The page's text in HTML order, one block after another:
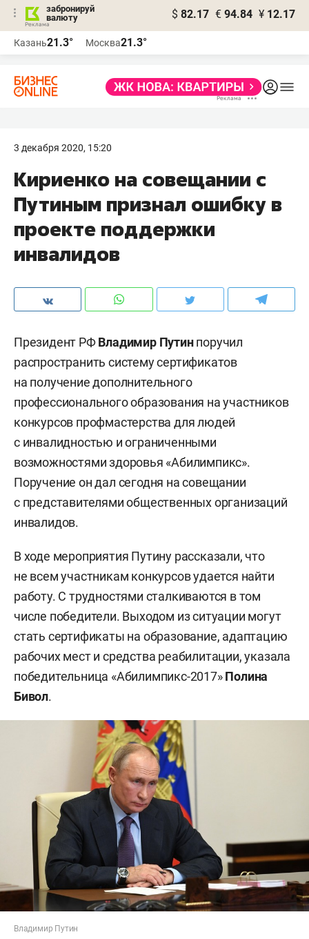
забронируй
валюту
$ 82.17 € 94.84 ¥ 12.17
Казань21.3° Москва21.3°
3 декабря 2020, 15:20
​Кириенко на совещании с
Путиным признал ошибку в
проекте поддержки
инвалидов
Президент РФВладимир Путинпоручил
распространить систему сертификатов
на получение дополнительного
профессионального образования на участников
конкурсов профмастерства для людей
с инвалидностью и ограниченными
возможностями здоровья «Абилимпикс».
Поручение он дал сегодня на совещании
с представителями общественных организаций
инвалидов.
В ходе мероприятия Путину рассказали, что
не всем участникам конкурсов удается найти
работу. С трудностями сталкиваются в том
числе победители. Выходом из ситуации могут
стать сертификаты на образование, адаптацию
рабочих мест и средства реабилитации, указала
победительница «Абилимпикс-2017»Полина
Бивол.
Владимир Путин